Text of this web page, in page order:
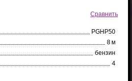
Сравнить
PGHP50
8 м
бензин
4